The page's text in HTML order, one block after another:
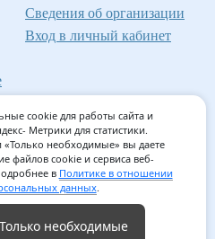
Сведения об организации
Вход в личный кабинет
образования
данных/Согласие на
cookie для работы сайта и
Метрики для статистики.
необходимые» вы даете
файлов cookie и сервиса веб-
в Политике в отношении
данных.
Только необходимые